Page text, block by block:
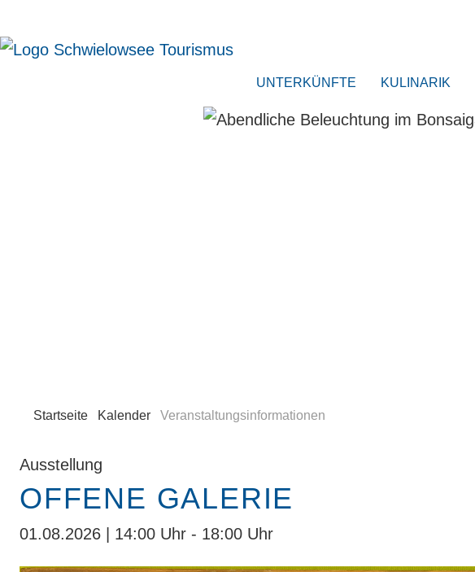
UNTERKÜNFTE KULINARIK
Startseite Kalender Veranstaltungsinformationen
Ausstellung
OFFENE GALERIE
01.08.2026 | 14:00 Uhr - 18:00 Uhr